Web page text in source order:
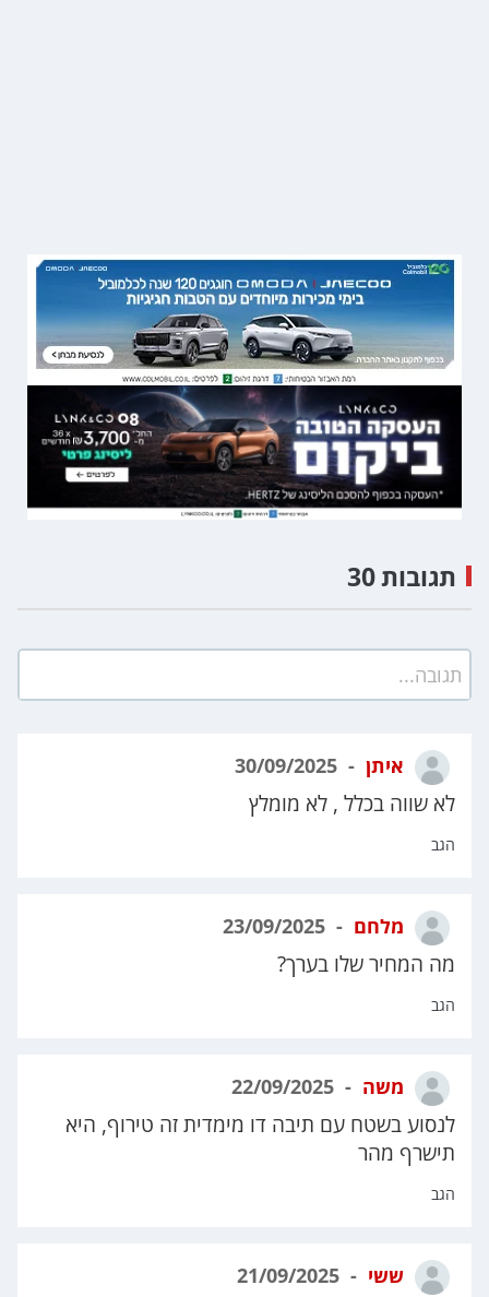
תגובה...
איתן
לא שווה בכלל , לא מומלץ
הגב
מלחם
מה המחיר שלו בערך?
הגב
משה
לנסוע בשטח עם תיבה דו מימדית זה טירוף, היא
תישרף מהר
הגב
ששי